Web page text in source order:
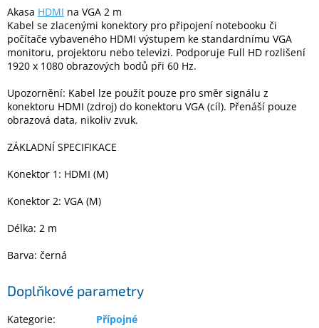
notebooky
Elektronika
%
Friday
VÝPRODEJ
zboží
TONERY
OEM
Sestavy
Akasa HDMI na VGA 2 m
Kabel se zlacenými konektory pro připojení notebooku či
počítače vybaveného HDMI výstupem ke standardnímu VGA
monitoru, projektoru nebo televizi. Podporuje Full HD rozlišení
1920 x 1080 obrazových bodů při 60 Hz.
Upozornění: Kabel lze použít pouze pro směr signálu z
konektoru HDMI (zdroj) do konektoru VGA (cíl). Přenáší pouze
obrazová data, nikoliv zvuk.
ZÁKLADNÍ SPECIFIKACE
Konektor 1: HDMI (M)
Konektor 2: VGA (M)
Délka: 2 m
Barva: černá
Doplňkové parametry
Kategorie: Přípojné